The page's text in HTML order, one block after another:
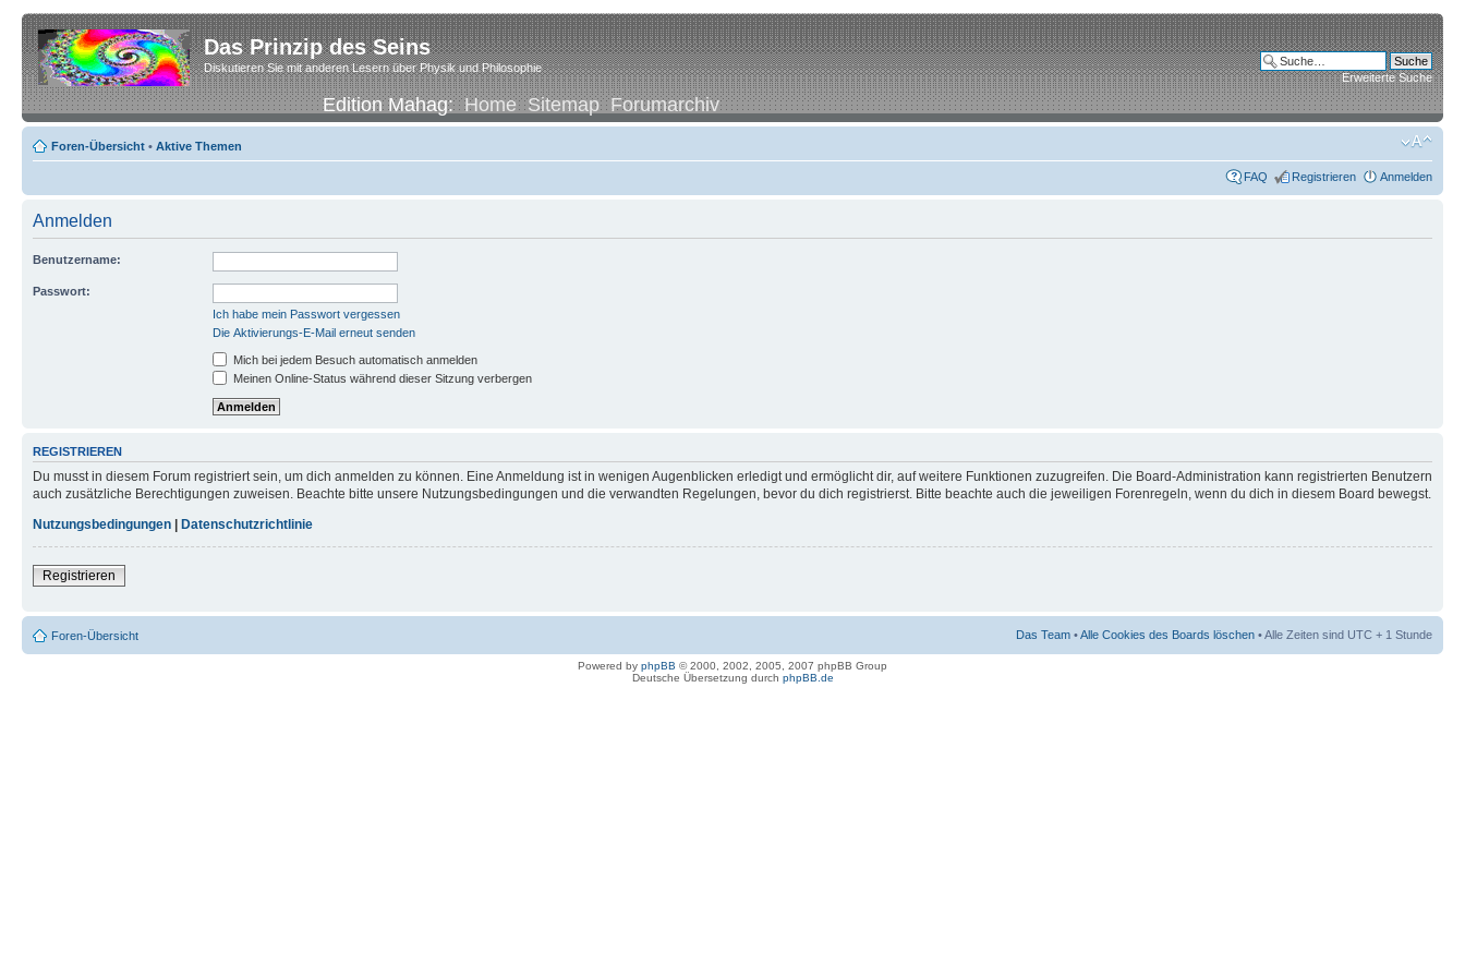
Das Prinzip des Seins
Diskutieren Sie mit anderen Lesern über Physik und Philosophie
Edition Mahag:Home Sitemap Forumarchiv
Erweiterte Suche
Foren-Übersicht • Aktive Themen
FAQ Registrieren Anmelden
Anmelden
Benutzername:
Passwort:
Ich habe mein Passwort vergessen
Die Aktivierungs-E-Mail erneut senden
Mich bei jedem Besuch automatisch anmelden
Meinen Online-Status während dieser Sitzung verbergen
REGISTRIEREN
Du musst in diesem Forum registriert sein, um dich anmelden zu können. Eine Anmeldung ist in wenigen Augenblicken erledigt und ermöglicht dir, auf weitere Funktionen zuzugreifen. Die Board-Administration kann registrierten Benutzern
auch zusätzliche Berechtigungen zuweisen. Beachte bitte unsere Nutzungsbedingungen und die verwandten Regelungen, bevor du dich registrierst. Bitte beachte auch die jeweiligen Forenregeln, wenn du dich in diesem Board bewegst.
Nutzungsbedingungen
Datenschutzrichtlinie
Registrieren
Foren-Übersicht Das Team •Alle Cookies des Boards löschen • Alle Zeiten sind UTC + 1 Stunde
Powered by phpBB © 2000, 2002, 2005, 2007 phpBB Group
Deutsche Übersetzung durch phpBB.de